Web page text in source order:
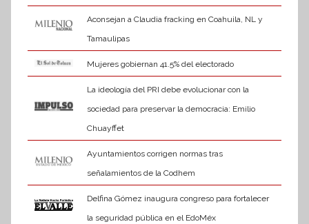
Aconsejan a Claudia fracking en Coahuila, NL y
Tamaulipas
Mujeres gobiernan 41.5% del electorado
La ideología del PRI debe evolucionar con la
sociedad para preservar la democracia: Emilio
Chuayffet
Ayuntamientos corrigen normas tras
señalamientos de la Codhem
Delfina Gómez inaugura congreso para fortalecer
la seguridad pública en el EdoMéx